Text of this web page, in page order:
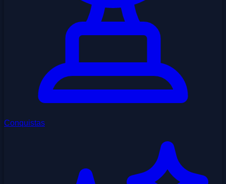
Conquistas